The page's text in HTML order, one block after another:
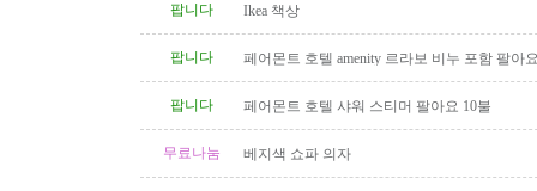
팝니다 Ikea 책상
팝니다 페어몬트 호텔 amenity 르라보 비누 포함 팔아
팝니다 페어몬트 호텔 샤워 스티머 팔아요 10불
무료나눔 베지색 쇼파 의자